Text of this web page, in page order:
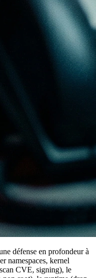
défense en profondeur à
namespaces, kernel
CVE, signing), le